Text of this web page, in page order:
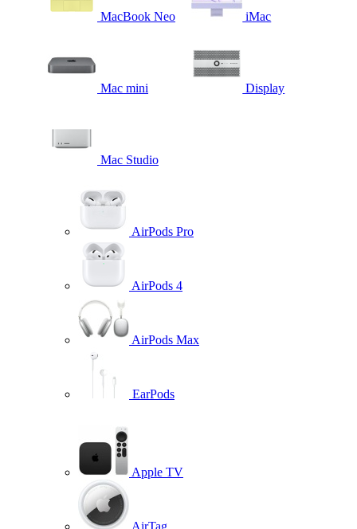
MacBook Neo iMac
Mac mini Display
Mac Studio
AirPods Pro
AirPods 4
AirPods Max
EarPods
Apple TV